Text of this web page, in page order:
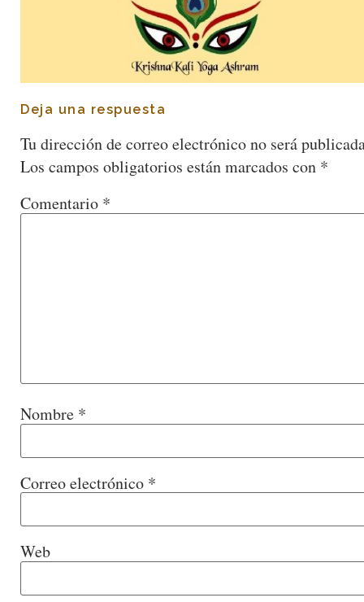
Deja una respuesta
Tu dirección de correo electrónico no será
Los campos obligatorios están marcados con *
Comentario *
Nombre *
Correo electrónico *
Web